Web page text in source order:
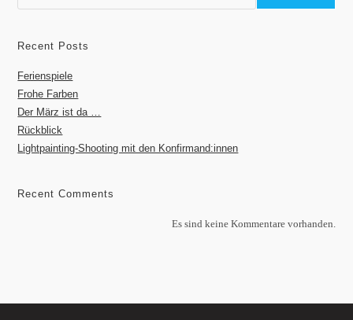
Recent Posts
Ferienspiele
Frohe Farben
Der März ist da …
Rückblick
Lightpainting-Shooting mit den Konfirmand:innen
Recent Comments
Es sind keine Kommentare vorhanden.